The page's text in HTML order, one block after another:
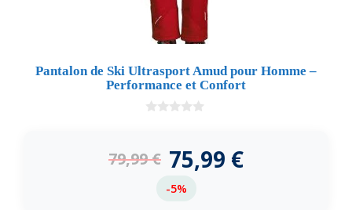
Pantalon de Ski Ultrasport Amud pour Homme –
Performance et Confort
5
79,99€ 75,99 €
-5%